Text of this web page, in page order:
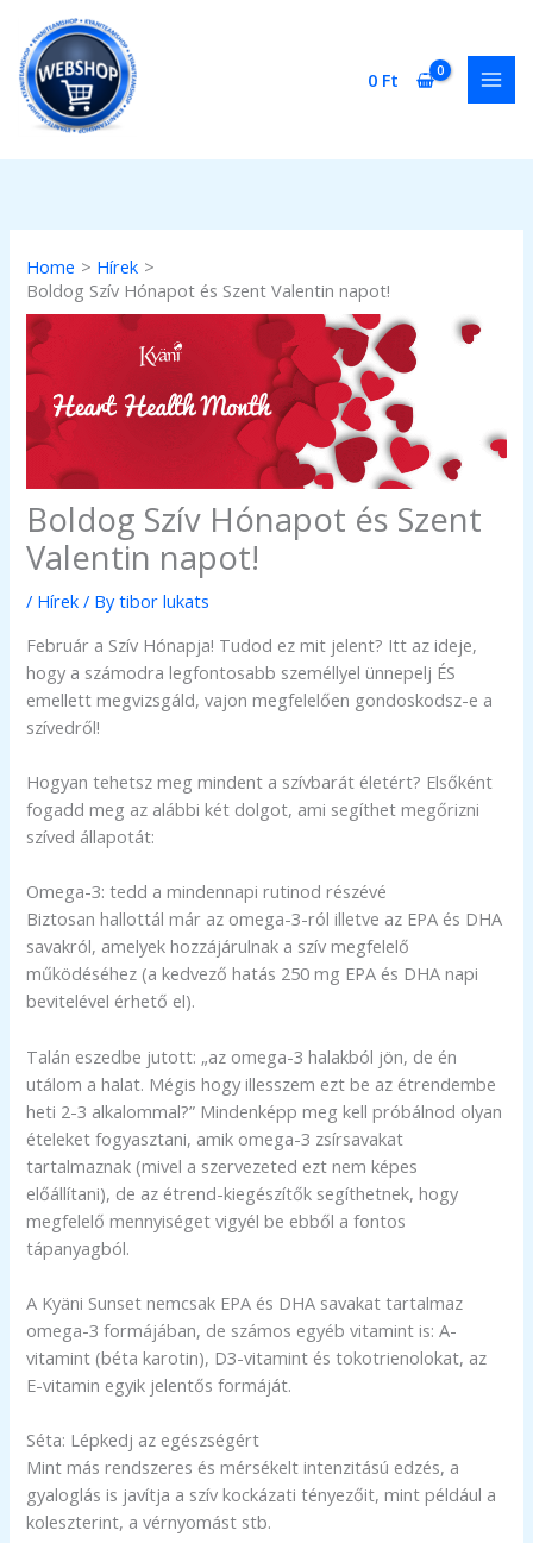
content
0 Ft
Home
Hírek
Boldog Szív Hónapot és Szent Valentin napot!
Boldog Szív Hónapot és Szent
Valentin napot!
/ Hírek / Bytibor lukats
Február a Szív Hónapja! Tudod ez mit jelent? Itt az ideje,
hogy a számodra legfontosabb személlyel ünnepelj ÉS
emellett megvizsgáld, vajon megfelelően gondoskodsz-e a
szívedről!
Hogyan tehetsz meg mindent a szívbarát életért? Elsőként
fogadd meg az alábbi két dolgot, ami segíthet megőrizni
szíved állapotát:
Omega-3: tedd a mindennapi rutinod részévé
Biztosan hallottál már az omega-3-ról illetve az EPA és DHA
savakról, amelyek hozzájárulnak a szív megfelelő
működéséhez (a kedvező hatás 250 mg EPA és DHA napi
bevitelével érhető el).
Talán eszedbe jutott: „az omega-3 halakból jön, de én
utálom a halat. Mégis hogy illesszem ezt be az étrendembe
heti 2-3 alkalommal?” Mindenképp meg kell próbálnod olyan
ételeket fogyasztani, amik omega-3 zsírsavakat
tartalmaznak (mivel a szervezeted ezt nem képes
előállítani), de az étrend-kiegészítők segíthetnek, hogy
megfelelő mennyiséget vigyél be ebből a fontos
tápanyagból.
A Kyäni Sunset nemcsak EPA és DHA savakat tartalmaz
omega-3 formájában, de számos egyéb vitamint is: A-
vitamint (béta karotin), D3-vitamint és tokotrienolokat, az
E-vitamin egyik jelentős formáját.
Séta: Lépkedj az egészségért
Mint más rendszeres és mérsékelt intenzitású edzés, a
gyaloglás is javítja a szív kockázati tényezőit, mint például a
koleszterint, a vérnyomást stb.